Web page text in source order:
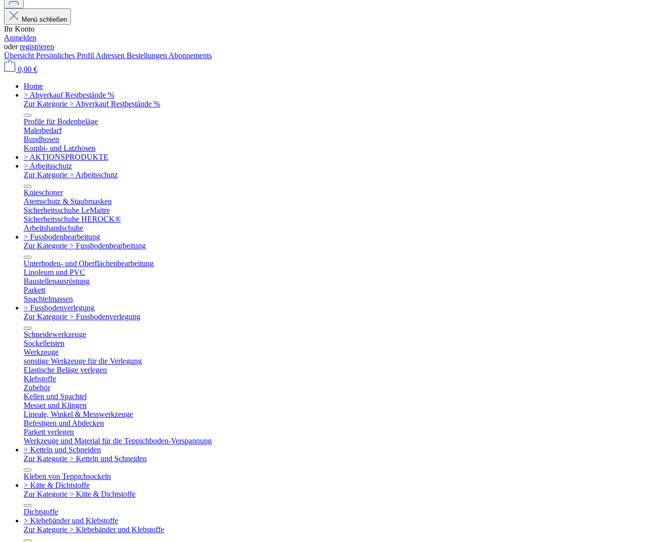
Menü schließen
Ihr Konto
Anmelden
oderregistrieren
Übersicht Persönliches Profil Adressen Bestellungen Abonnements
0,00 €
Home
> Abverkauf Restbestände %
Zur Kategorie > Abverkauf Restbestände %
Profile für Bodenbeläge
Malerbedarf
Bundhosen
Kombi- und Latzhosen
> AKTIONSPRODUKTE
> Arbeitsschutz
Zur Kategorie > Arbeitsschutz
Knieschoner
Atemschutz & Staubmasken
Sicherheitsschuhe LeMaitre
Sicherheitsschuhe HEROCK®
Arbeitshandschuhe
> Fussbodenbearbeitung
Zur Kategorie > Fussbodenbearbeitung
Unterboden- und Oberflächenbearbeitung
Linoleum und PVC
Baustellenausrüstung
Parkett
Spachtelmassen
> Fussbodenverlegung
Zur Kategorie > Fussbodenverlegung
Schneidewerkzeuge
Sockelleisten
Werkzeuge
sonstige Werkzeuge für die Verlegung
Elastische Beläge verlegen
Klebstoffe
Zubehör
Kellen und Spachtel
Messer und Klingen
Lineale, Winkel & Messwerkzeuge
Befestigen und Abdecken
Parkett verlegen
Werkzeuge und Material für die Teppichboden-Verspannung
> Ketteln und Schneiden
Zur Kategorie > Ketteln und Schneiden
Kleben von Teppichsockeln
> Kitte & Dichtstoffe
Zur Kategorie > Kitte & Dichtstoffe
Dichtstoffe
> Klebebänder und Klebstoffe
Zur Kategorie > Klebebänder und Klebstoffe